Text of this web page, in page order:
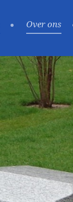
Over ons